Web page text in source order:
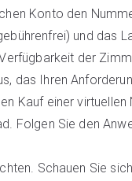
Konto den
und das
der
das Ihren
Kauf einer virtuellen
Folgen Sie den
Schauen Sie